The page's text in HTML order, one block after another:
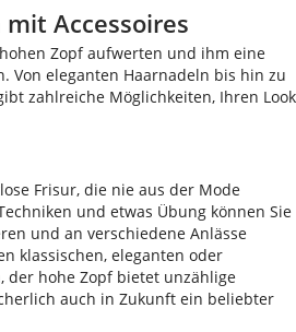
Accessoires
Zopf aufwerten und ihm eine
Von eleganten Haarnadeln bis hin zu
zahlreiche Möglichkeiten, Ihren Look
Frisur, die nie aus der Mode
und etwas Übung können Sie
und an verschiedene Anlässe
klassischen, eleganten oder
der hohe Zopf bietet unzählige
auch in Zukunft ein beliebter